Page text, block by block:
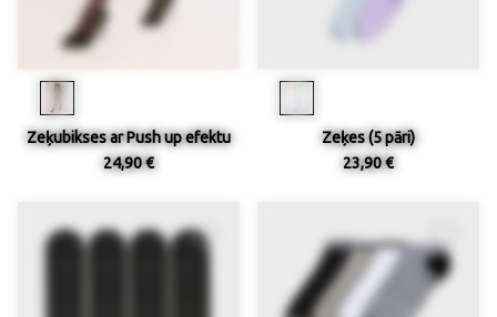
Zeķubikses ar Push up efektu
24,90 €
Zeķes (5 pāri)
23,90 €